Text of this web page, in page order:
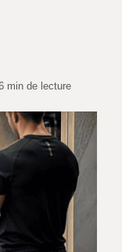
min de lecture